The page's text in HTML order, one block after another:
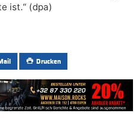
ist.“ (dpa)
Drucken